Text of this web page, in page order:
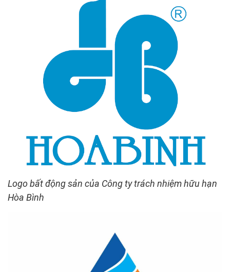
Logo bất động sản của Công ty trách nhiệm hữu hạn
Hòa Bình